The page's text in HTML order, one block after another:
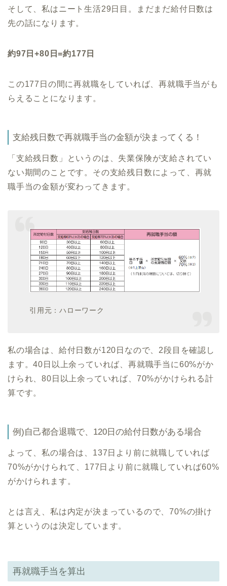
そして、私はニート生活29日目。まだまだ給付日数は
先の話になります。
約97日+80日=約177日
この177日の間に再就職をしていれば、再就職手当がも
らえることになります。
支給残日数で再就職手当の金額が決まってくる！
「支給残日数」というのは、失業保険が支給されてい
ない期間のことです。その支給残日数によって、再就
職手当の金額が変わってきます。
引用元：ハローワーク
私の場合は、給付日数が120日なので、2段目を確認し
ます。40日以上余っていれば、再就職手当に60%がか
けられ、80日以上余っていれば、70%がかけられる計
算です。
例)自己都合退職で、120日の給付日数がある場合
よって、私の場合は、137日より前に就職していれば
70%がかけられて、177日より前に就職していれば60%
がかけられます。
とは言え、私は内定が決まっているので、70%の掛け
算というのは決定しています。
再就職手当を算出